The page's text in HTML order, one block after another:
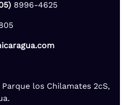
8996-4625
los Chilamates 2cS,